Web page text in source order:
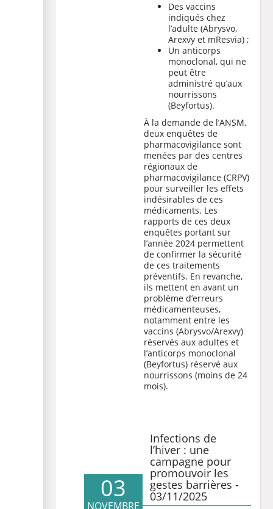
Des vaccins
indiqués chez
l’adulte (Abrysvo,
Arexvy et mResvia) ;
Un anticorps
monoclonal, qui ne
peut être
administré qu’aux
nourrissons
(Beyfortus).
À la demande de l’ANSM,
deux enquêtes de
pharmacovigilance sont
menées par des centres
régionaux de
pharmacovigilance (CRPV)
pour surveiller les effets
indésirables de ces
médicaments. Les
rapports de ces deux
enquêtes portant sur
l’année 2024 permettent
de confirmer la sécurité
de ces traitements
préventifs. En revanche,
ils mettent en avant un
problème d’erreurs
médicamenteuses,
notamment entre les
vaccins (Abrysvo/Arexvy)
réservés aux adultes et
l’anticorps monoclonal
(Beyfortus) réservé aux
nourrissons (moins de 24
mois).
Infections de
l’hiver : une
campagne pour
promouvoir les
gestes barrières -
03/11/2025
03
NOVEMBRE